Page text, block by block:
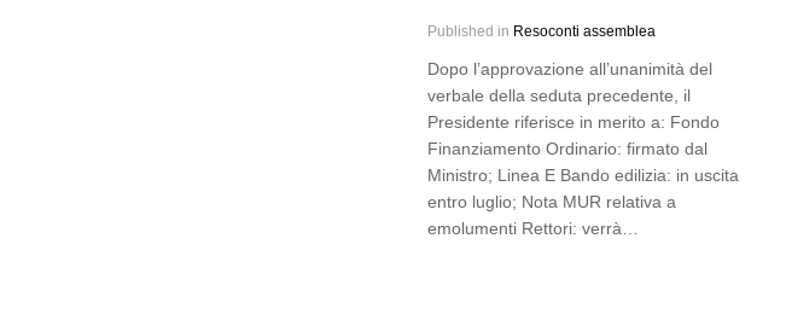
Published in Resoconti assemblea
Dopo l’approvazione all’unanimità del
verbale della seduta precedente, il
Presidente riferisce in merito a: Fondo
Finanziamento Ordinario: firmato dal
Ministro; Linea E Bando edilizia: in uscita
entro luglio; Nota MUR relativa a
emolumenti Rettori: verrà…